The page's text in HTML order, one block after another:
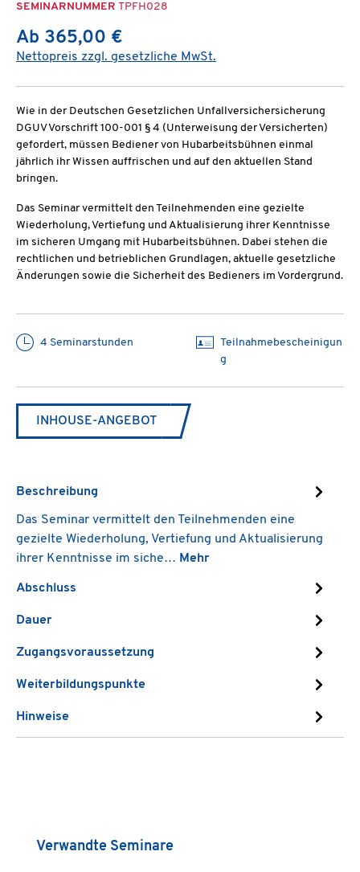
SEMINARNUMMER TPFH028
Ab 365,00 €
Nettopreis zzgl. gesetzliche MwSt.
Wie in der Deutschen Gesetzlichen Unfallversichersicherung
DGUV Vorschrift 100-001 § 4 (Unterweisung der Versicherten)
gefordert, müssen Bediener von Hubarbeitsbühnen einmal
jährlich ihr Wissen auffrischen und auf den aktuellen Stand
bringen.
Das Seminar vermittelt den Teilnehmenden eine gezielte
Wiederholung, Vertiefung und Aktualisierung ihrer Kenntnisse
im sicheren Umgang mit Hubarbeitsbühnen. Dabei stehen die
rechtlichen und betrieblichen Grundlagen, aktuelle gesetzliche
Änderungen sowie die Sicherheit des Bedieners im Vordergrund.
4 Seminarstunden
Teilnahmebescheinigun
g
INHOUSE-ANGEBOT
Beschreibung
Das Seminar vermittelt den Teilnehmenden eine
gezielte Wiederholung, Vertiefung und Aktualisierung
ihrer Kenntnisse im siche… Mehr
Abschluss
Dauer
Zugangsvoraussetzung
Weiterbildungspunkte
Hinweise
Produktgalerie überspringen
Verwandte Seminare